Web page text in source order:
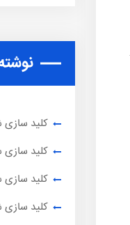
کلید
کلید
کلید سازی
کلید سازی